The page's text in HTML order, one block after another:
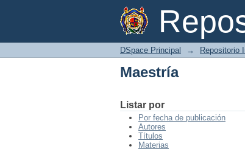
Maestría
DSpace Principal → Repositorio
Maestría
Listar por
Por fecha de publicación
Autores
Títulos
Materias